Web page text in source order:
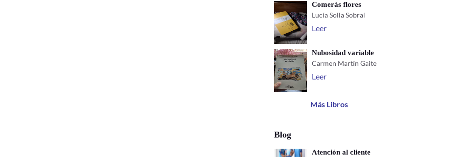
Comerás flores
Lucía Solla Sobral
Leer
Nubosidad variable
Carmen Martín Gaite
Leer
Más Libros
Blog
Atención al cliente